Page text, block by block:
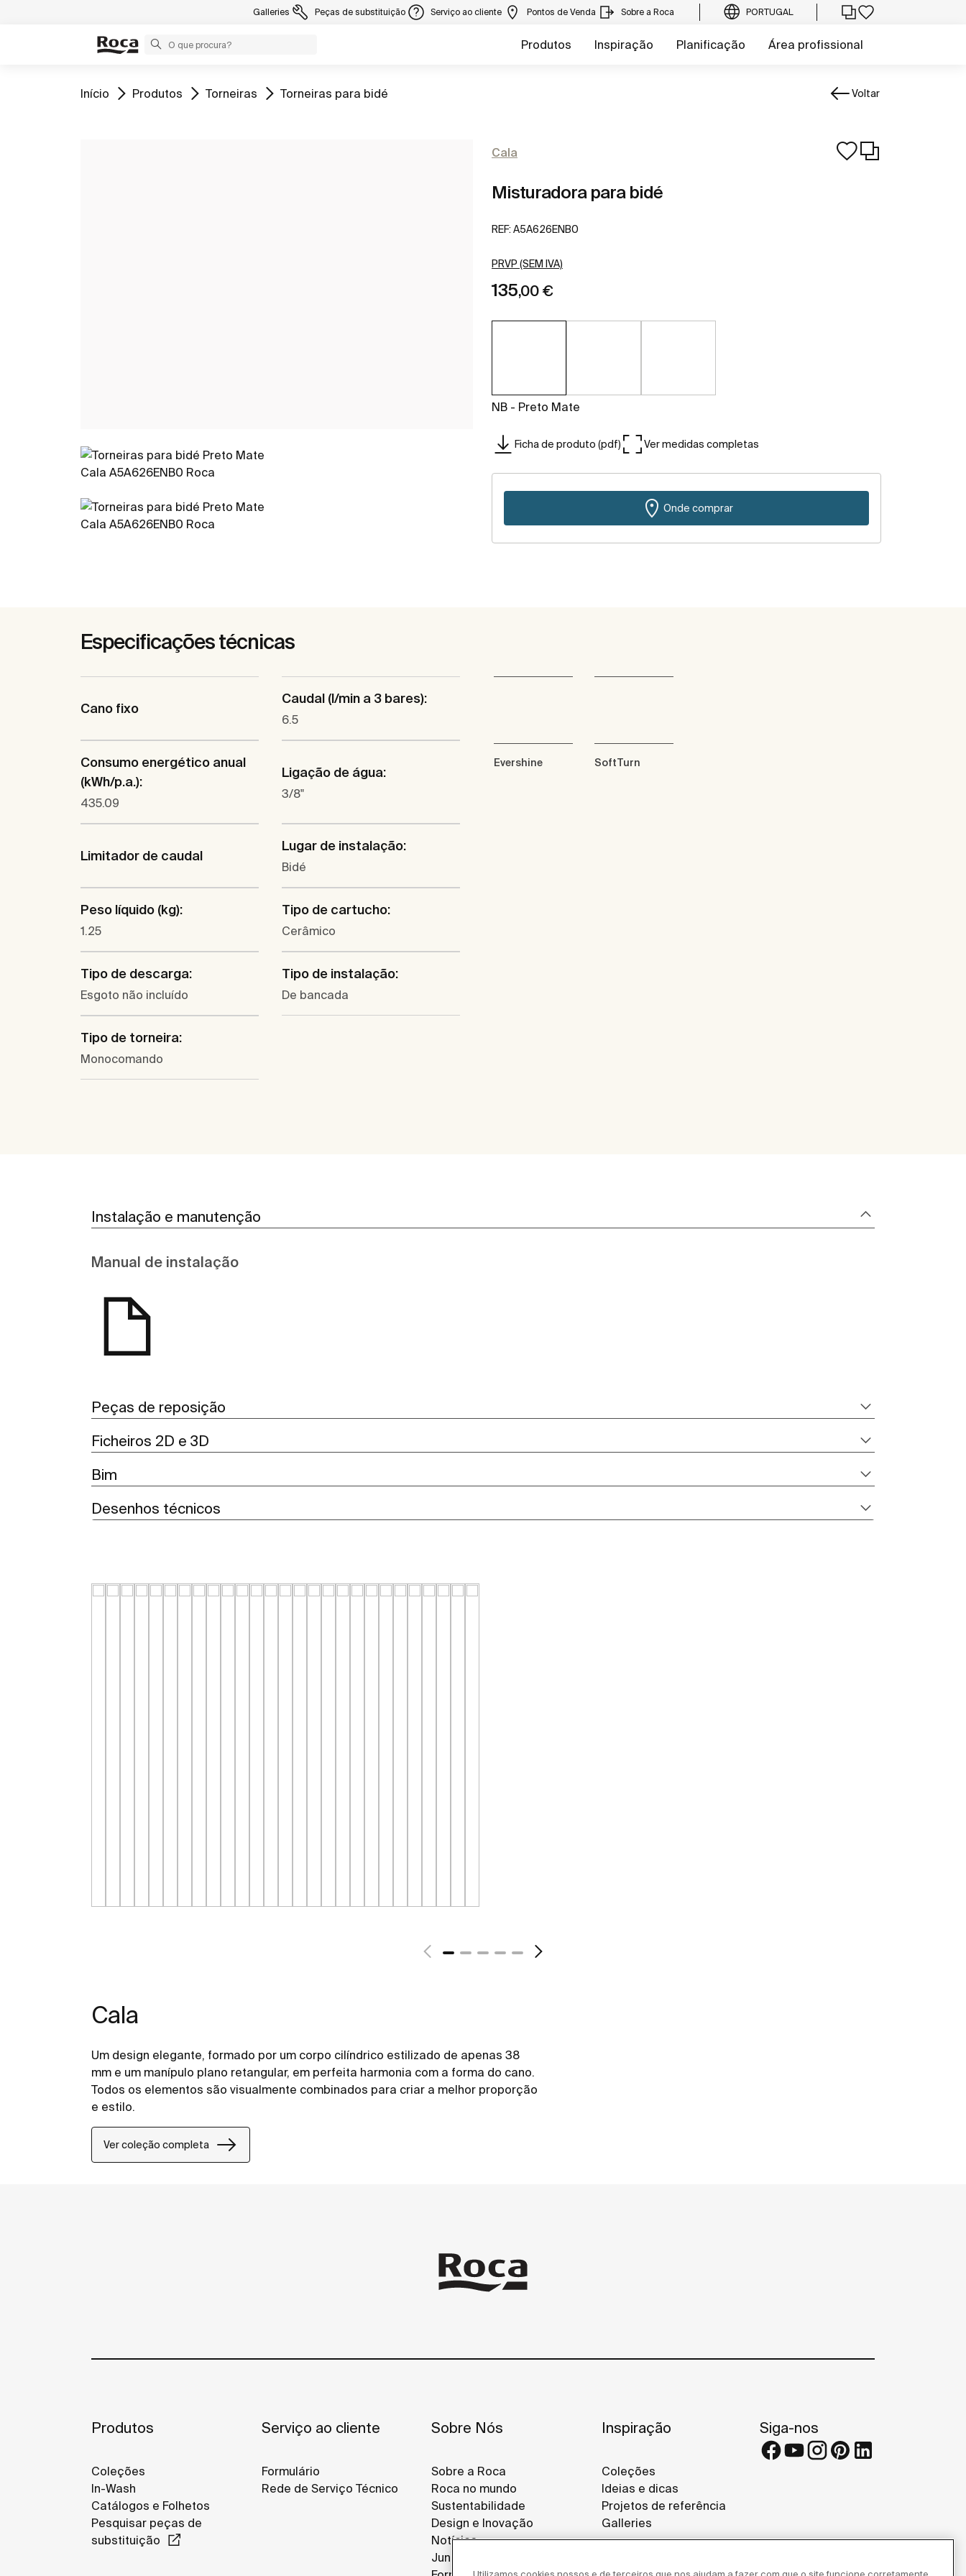
Galleries Peças de substituição Serviço ao cliente Pontos de Venda Sobre a Roca PORTUGAL
Produtos Inspiração Planificação Área profissional
Ir para
Início Ir para
Produtos Ir para
Torneiras Ir para
Torneiras para bidé Voltar
Cala
Misturadora para bidé
REF: A5A626ENB0
PRVP (SEM IVA)
135,00 €
NB - Preto Mate
Ficha de produto (pdf) Ver medidas completas
Onde comprar
Especificações técnicas
Cano fixo
Caudal (l/min a 3 bares):
6.5
Consumo energético anual
(kWh/p.a.):
435.09
Ligação de água:
3/8"
Limitador de caudal
Lugar de instalação:
Bidé
Peso líquido (kg):
1.25
Tipo de cartucho:
Cerâmico
Tipo de descarga:
Esgoto não incluído
Tipo de instalação:
De bancada
Tipo de torneira:
Monocomando
Evershine SoftTurn
Instalação e manutenção
Manual de instalação
Peças de reposição
Ficheiros 2D e 3D
Bim
Desenhos técnicos
Cala
Um design elegante, formado por um corpo cilíndrico estilizado de apenas 38
mm e um manípulo plano retangular, em perfeita harmonia com a forma do cano.
Todos os elementos são visualmente combinados para criar a melhor proporção
e estilo.
Ver coleção completa
Produtos
Coleções
In-Wash
Catálogos e Folhetos
Pesquisar peças de
substituição
Serviço ao cliente
Formulário
Rede de Serviço Técnico
Sobre Nós
Sobre a Roca
Roca no mundo
Sustentabilidade
Design e Inovação
Notícias
Junte-se a Nós
Inspiração
Coleções
Ideias e dicas
Projetos de referência
Galleries
Siga-nos